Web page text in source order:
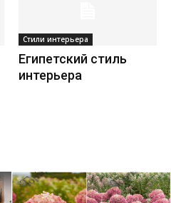
Стили интерьера
Египетский стиль
интерьера